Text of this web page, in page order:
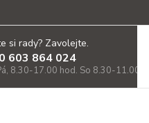
si rady? Zavolejte.
603 864 024
8.30-17.00 hod. So 8.30-11.00)